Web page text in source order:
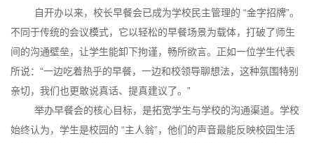
自开办以来，校长早餐会已成为学校民主管理的 “金字招牌”。
不同于传统的会议模式，它以轻松的早餐场景为载体，打破了师生
间的沟通壁垒，让学生能卸下拘谨，畅所欲言。正如一位学生代表
所说：“一边吃着热乎的早餐，一边和校领导聊想法，这种氛围特别
亲切，我们也更敢说真话、提真建议了。”
举办早餐会的核心目标，是拓宽学生与学校的沟通渠道。学校
始终认为，学生是校园的 “主人翁”，他们的声音最能反映校园生活